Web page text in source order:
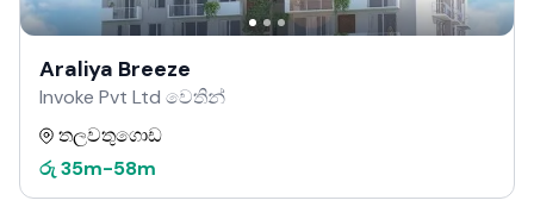
Araliya Breeze
Invoke Pvt Ltd වෙතින්
තලවතුගොඩ
රු 35m-58m